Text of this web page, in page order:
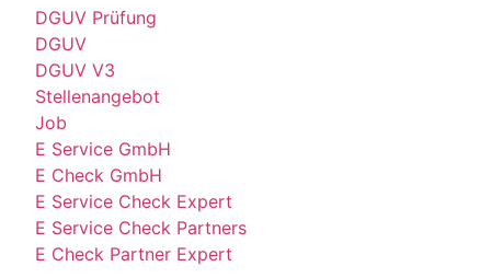
DGUV Prüfung
DGUV
DGUV V3
Stellenangebot
Job
E Service GmbH
E Check GmbH
E Service Check Expert
E Service Check Partners
E Check Partner Expert